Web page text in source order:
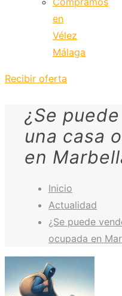
en
Vélez
Málaga
Recibir oferta
¿Se
una casa
en
Inicio
Actualidad
¿Se puede
ocupada en